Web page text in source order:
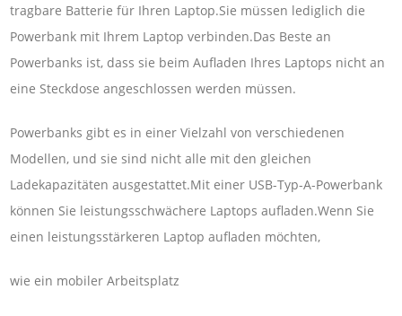
tragbare Batterie für Ihren Laptop.Sie müssen lediglich die
Powerbank mit Ihrem Laptop verbinden.Das Beste an
Powerbanks ist, dass sie beim Aufladen Ihres Laptops nicht an
eine Steckdose angeschlossen werden müssen.
Powerbanks gibt es in einer Vielzahl von verschiedenen
Modellen, und sie sind nicht alle mit den gleichen
Ladekapazitäten ausgestattet.Mit einer USB-Typ-A-Powerbank
können Sie leistungsschwächere Laptops aufladen.Wenn Sie
einen leistungsstärkeren Laptop aufladen möchten,
wie ein mobiler Arbeitsplatz